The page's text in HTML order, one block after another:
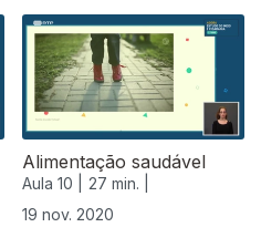
Alimentação saudável
Aula 10 |
27 min. |
19 nov. 2020